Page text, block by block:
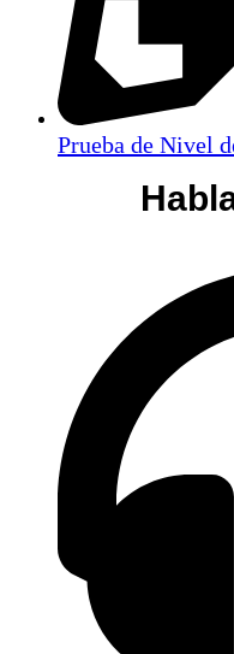
Prueba de Nivel